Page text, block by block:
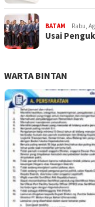
BATAM Rabu,
Usai
WARTA BINTAN